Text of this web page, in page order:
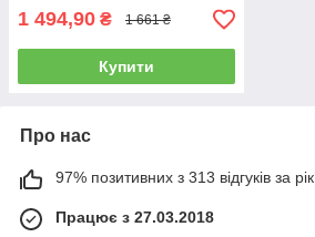
1 494,90 ₴ 1 661 ₴
Купити
Про нас
97% позитивних з 313 відгуків за рік
Працює з 27.03.2018